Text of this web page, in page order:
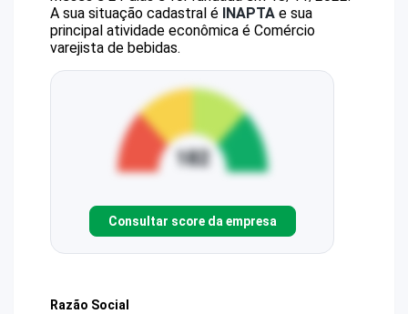
A sua situação cadastral é INAPTA e sua
principal atividade econômica é Comércio
varejista de bebidas.
Consultar score da empresa
Razão Social